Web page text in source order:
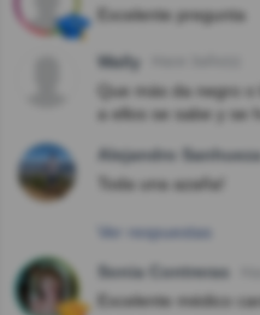
Excelente pregunta
Wally
Que más da negro
a ellos se sabe y se
Alejandro Sanhueza
Toda una azaña!
Ver respuestas
Sonia Contreras
Excelente médico